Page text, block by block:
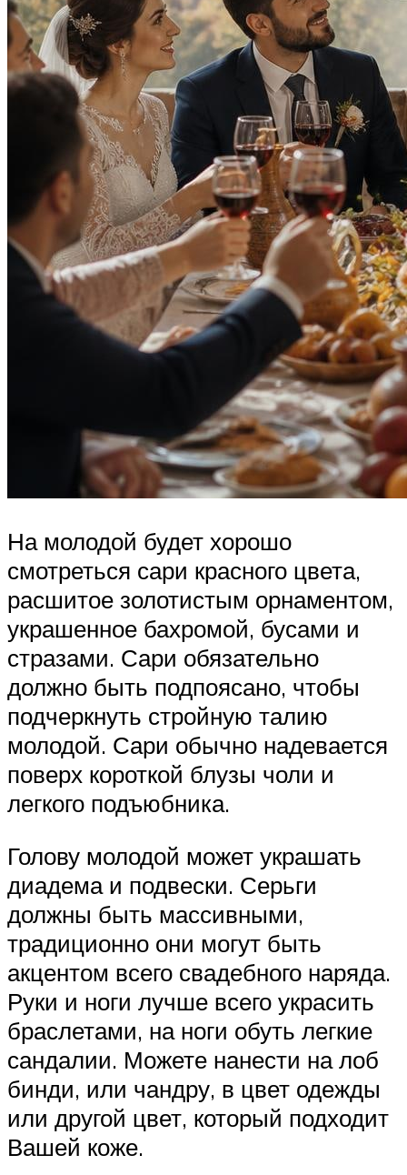
На молодой будет хорошо
смотреться сари красного цвета,
расшитое золотистым орнаментом,
украшенное бахромой, бусами и
стразами. Сари обязательно
должно быть подпоясано, чтобы
подчеркнуть стройную талию
молодой. Сари обычно надевается
поверх короткой блузы чоли и
легкого подъюбника.
Голову молодой может украшать
диадема и подвески. Серьги
должны быть массивными,
традиционно они могут быть
акцентом всего свадебного наряда.
Руки и ноги лучше всего украсить
браслетами, на ноги обуть легкие
сандалии. Можете нанести на лоб
бинди, или чандру, в цвет одежды
или другой цвет, который подходит
Вашей коже.